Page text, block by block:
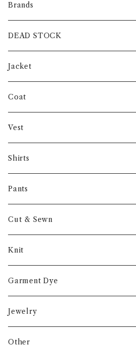
Brands
intch.
SHUREN
INVERTERE
Gambert
NORIEI
Other
DEAD STOCK
Jacket
Coat
Vest
Shirts
Pants
Cut & Sewn
Knit
Garment Dye
Jewelry
Other